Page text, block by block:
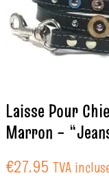
Laisse Pour
Marron –
€27.95 TVA